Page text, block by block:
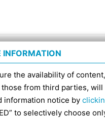
INFORMATION
the availability of
from third parties,
information notice by
to selectively choose